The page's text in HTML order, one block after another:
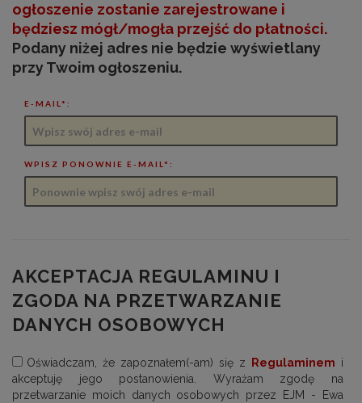
ogłoszenie zostanie zarejestrowane i
będziesz mógł/mogła przejść do płatności.
Podany niżej adres nie będzie wyświetlany
przy Twoim ogłoszeniu.
E-MAIL*:
WPISZ PONOWNIE E-MAIL*:
AKCEPTACJA REGULAMINU I
ZGODA NA PRZETWARZANIE
DANYCH OSOBOWYCH
Oświadczam, że zapoznałem(-am) się z Regulaminem i
akceptuję jego postanowienia. Wyrażam zgodę na
przetwarzanie moich danych osobowych przez EJM - Ewa